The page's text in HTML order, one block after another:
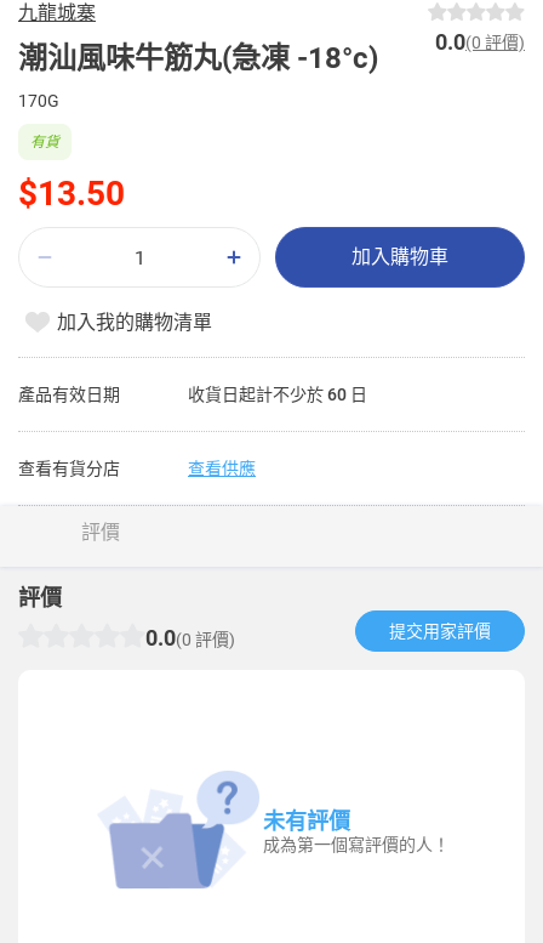
九龍城寨
潮汕風味牛筋丸(急凍 -18°c) 0.0(0 評價)
170G
$13.50
有貨
加入購物車
加入我的購物清單
產品有效日期 收貨日起計不少於 60 日
查看有貨分店 查看供應
評價
評價
0.0(0 評價) 提交用家評價​
未有評價
成為第一個寫評價的人！